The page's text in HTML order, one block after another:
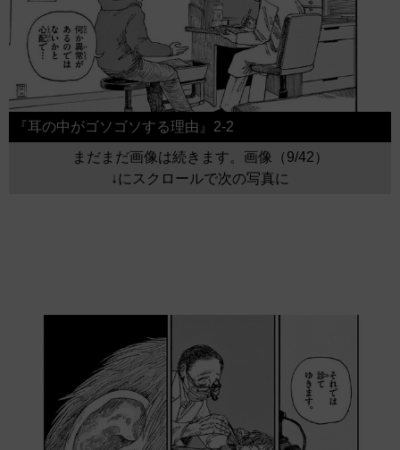
『耳の中がゴソゴソする理由』2-2
まだまだ画像は続きます。画像（9/42）
↓にスクロールで次の写真に